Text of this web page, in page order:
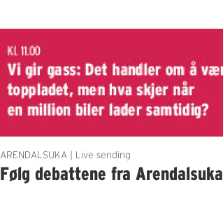
ARENDALSUKA | Live sending
Følg debattene fra Arendalsuka